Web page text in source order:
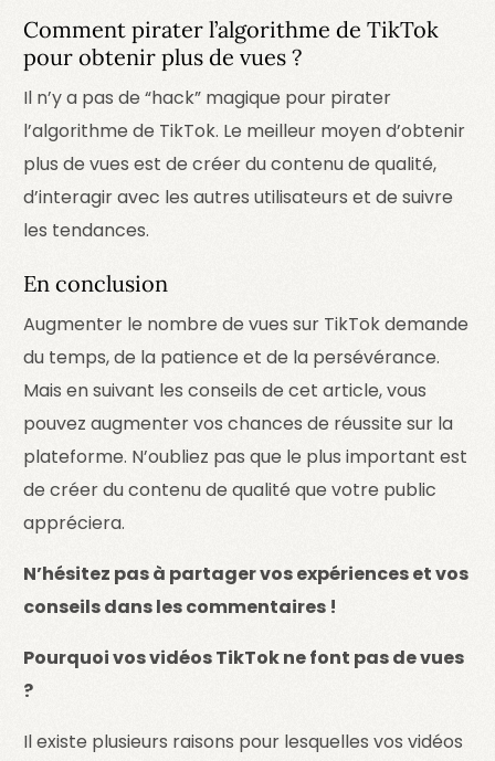
Comment pirater l’algorithme de TikTok
pour obtenir plus de vues ?
Il n’y a pas de “hack” magique pour pirater
l’algorithme de TikTok. Le meilleur moyen d’obtenir
plus de vues est de créer du contenu de qualité,
d’interagir avec les autres utilisateurs et de suivre
les tendances.
En conclusion
Augmenter le nombre de vues sur TikTok demande
du temps, de la patience et de la persévérance.
Mais en suivant les conseils de cet article, vous
pouvez augmenter vos chances de réussite sur la
plateforme. N’oubliez pas que le plus important est
de créer du contenu de qualité que votre public
appréciera.
N’hésitez pas à partager vos expériences et vos
conseils dans les commentaires !
Pourquoi vos vidéos TikTok ne font pas de vues
?
Il existe plusieurs raisons pour lesquelles vos vidéos